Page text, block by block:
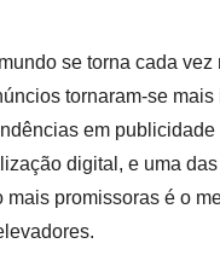
se torna cada vez
tornaram-se mais
em publicidade
digital, e uma
mais promissoras é o